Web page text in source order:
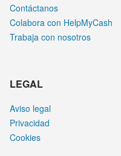
Contáctanos
Colabora con HelpMyCash
Trabaja con nosotros
LEGAL
Aviso legal
Privacidad
Cookies